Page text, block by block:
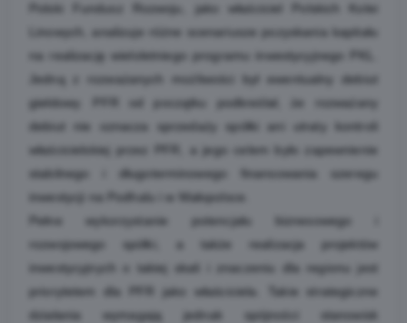
Polski Fundusz Rozwoju, jako właściciel Polskich Kolei
Linowych, analizuje różne scenariusze pozyskania kapitału
na realizację wieloletniego programu inwestycyjnego PKL.
Jedną z rozważanych możliwości był ewentualny debiut
giełdowy. PFR od początku podkreślał, że rozważany
debiut nie oznacza sprzedaży spółki ani utraty kontroli
właścicielskiej przez PFR, a jego celem było zapewnienie
stabilnego i długoterminowego finansowania szeregu
inwestycji na Podhalu i w Małopolsce.
Pełne wykorzystanie potencjału biznesowego i
rozwojowego spółki, a także realizacja projektów
inwestycyjnych o takiej skali i znaczeniu dla regionu jest
priorytetem dla PFR jako właściciela. Takie strategiczne
działania wymagają jednak spójności stanowisk